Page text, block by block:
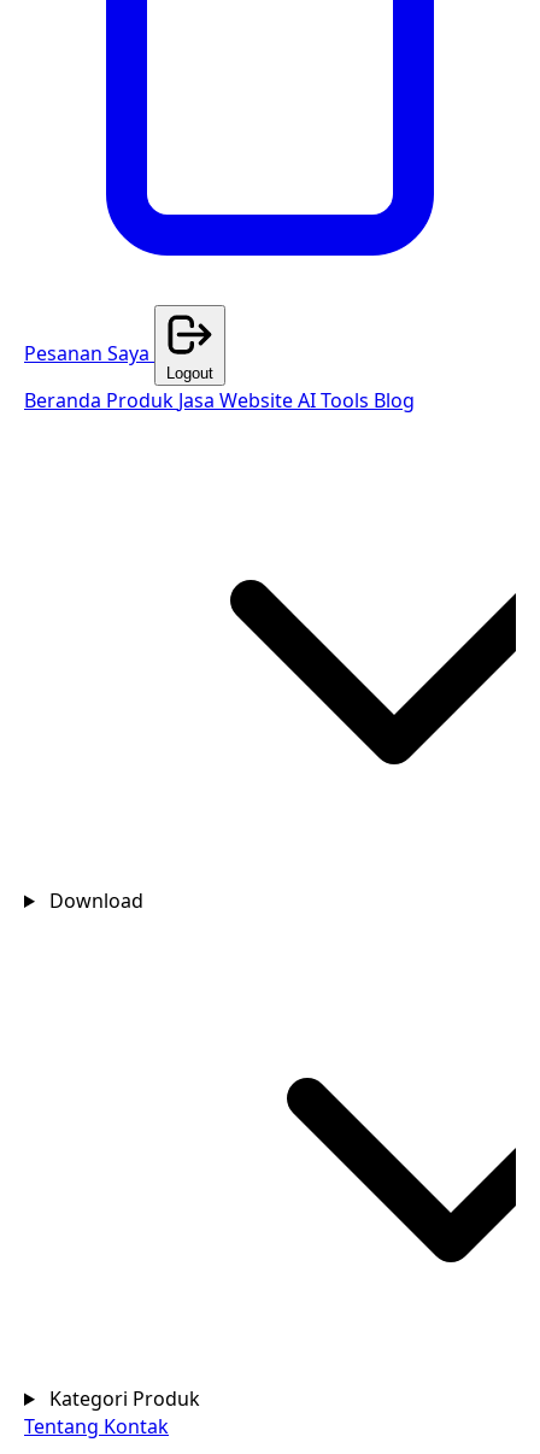
Pesanan Saya
Logout
Beranda Produk Jasa WebsiteAI Tools Blog
Download
Kategori Produk
Tentang Kontak